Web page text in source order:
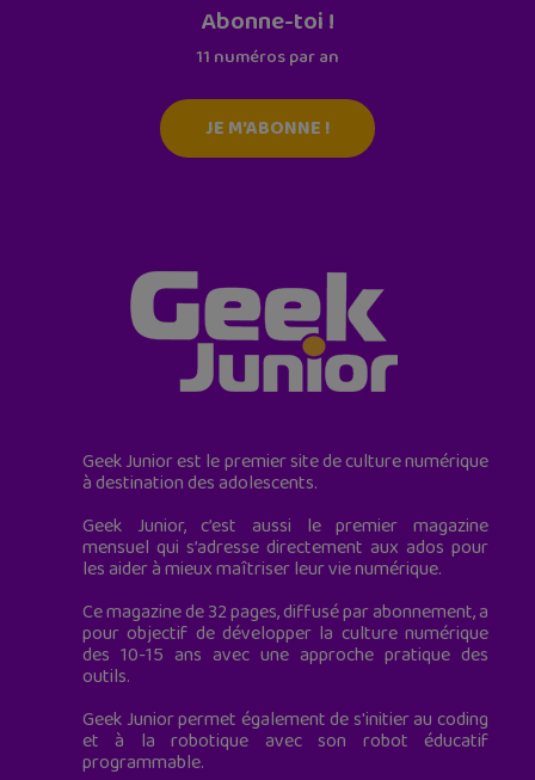
Abonne-toi !
11 numéros par an
JE M'ABONNE !
Geek Junior est le premier site de culture numérique
à destination des adolescents.
Geek Junior, c’est aussi le premier magazine
mensuel qui s’adresse directement aux ados pour
les aider à mieux maîtriser leur vie numérique.
Ce magazine de 32 pages, diffusé par abonnement, a
pour objectif de développer la culture numérique
des 10-15 ans avec une approche pratique des
outils.
Geek Junior permet également de s'initier au coding
et à la robotique avec son robot éducatif
programmable.